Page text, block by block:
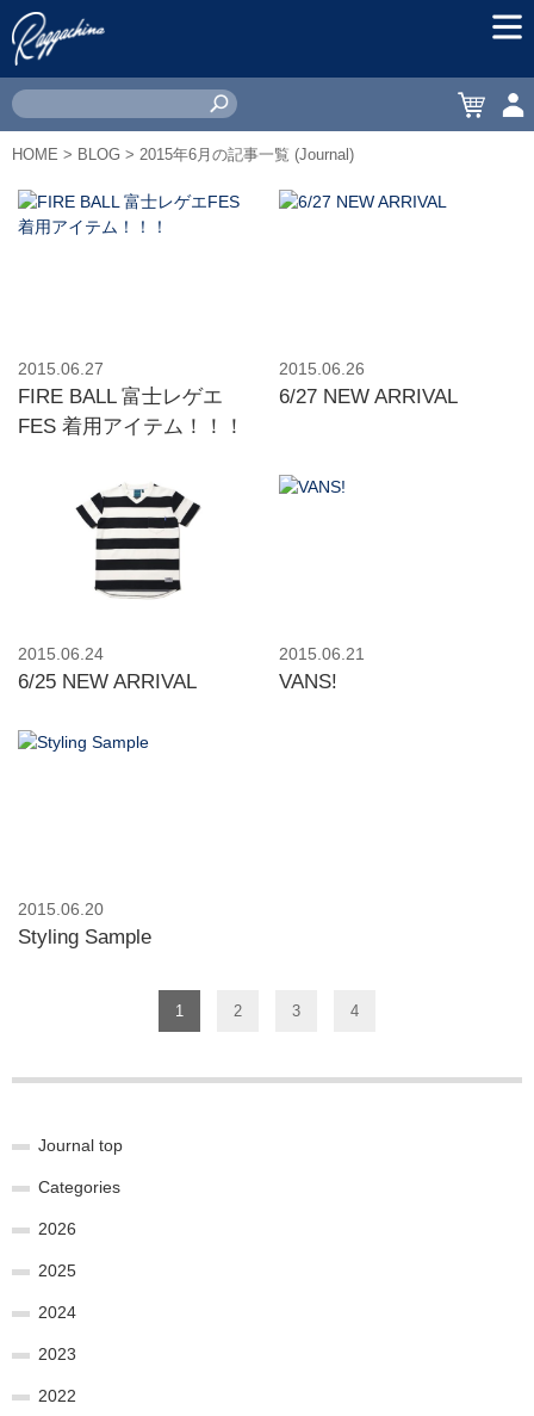
HOME > BLOG > 2015年6月の記事一覧 (Journal)
2015.06.27
FIRE BALL 富士レゲエ
FES 着用アイテム！！！
2015.06.26
6/27 NEW ARRIVAL
2015.06.24
6/25 NEW ARRIVAL
2015.06.21
VANS!
2015.06.20
Styling Sample
1 2 3 4
Journal top
Categories
2026
2025
2024
2023
2022